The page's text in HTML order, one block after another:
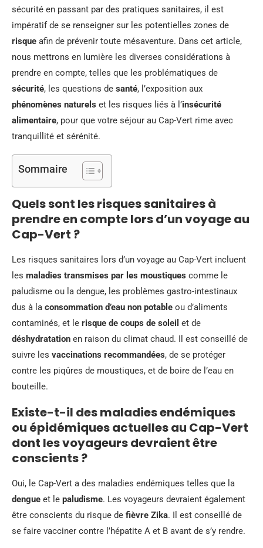
sécurité en passant par des pratiques sanitaires, il est
impératif de se renseigner sur les potentielles zones de
risque afin de prévenir toute mésaventure. Dans cet article,
nous mettrons en lumière les diverses considérations à
prendre en compte, telles que les problématiques de
sécurité, les questions de santé, l’exposition aux
phénomènes naturels et les risques liés à l’insécurité
alimentaire, pour que votre séjour au Cap-Vert rime avec
tranquillité et sérénité.
Sommaire
Quels sont les risques sanitaires à
prendre en compte lors d’un voyage au
Cap-Vert ?
Les risques sanitaires lors d’un voyage au Cap-Vert incluent
les maladies transmises par les moustiques comme le
paludisme ou la dengue, les problèmes gastro-intestinaux
dus à la consommation d’eau non potable ou d’aliments
contaminés, et le risque de coups de soleil et de
déshydratation en raison du climat chaud. Il est conseillé de
suivre les vaccinations recommandées, de se protéger
contre les piqûres de moustiques, et de boire de l’eau en
bouteille.
Existe-t-il des maladies endémiques
ou épidémiques actuelles au Cap-Vert
dont les voyageurs devraient être
conscients ?
Oui, le Cap-Vert a des maladies endémiques telles que la
dengue et le paludisme. Les voyageurs devraient également
être conscients du risque de fièvre Zika. Il est conseillé de
se faire vacciner contre l’hépatite A et B avant de s’y rendre.